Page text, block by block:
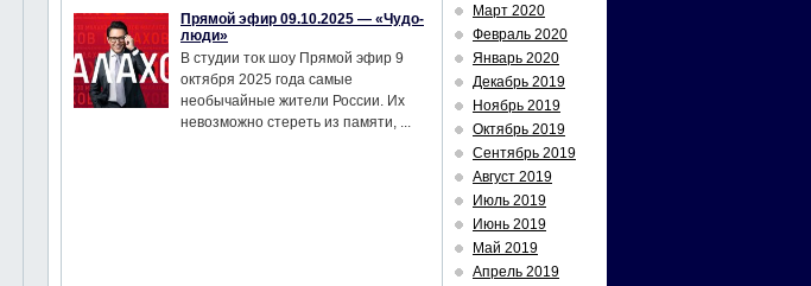
Прямой эфир 09.10.2025 — «Чудо-
люди»
В студии ток шоу Прямой эфир 9
октября 2025 года самые
необычайные жители России. Их
невозможно стереть из памяти, ...
Март 2020
Февраль 2020
Январь 2020
Декабрь 2019
Ноябрь 2019
Октябрь 2019
Сентябрь 2019
Август 2019
Июль 2019
Июнь 2019
Май 2019
Апрель 2019